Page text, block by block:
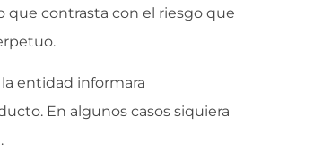
que contrasta con el riesgo que
entidad informara
En algunos casos siquiera